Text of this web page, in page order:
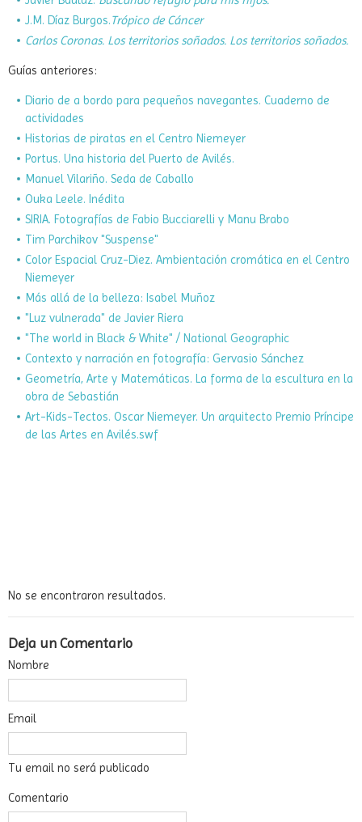
Julio Verne. Los límites de la imaginación
Masao Yamamoto.Small Things in Silence
Javier Bauluz.Buscando refugio para mis hijos.
J.M. Díaz Burgos.
Guías anteriores:
Diario de a bordo para pequeños navegantes. Cuaderno de
actividades
Historias de piratas en el Centro Niemeyer
Portus. Una historia del Puerto de Avilés.
Manuel Vilariño. Seda de Caballo
Ouka Leele. Inédita
SIRIA. Fotografías de Fabio Bucciarelli y Manu Brabo
Tim Parchikov "Suspense"
Niemeyer
Más allá de la belleza: Isabel Muñoz
"Luz vulnerada" de Javier Riera
"The world in Black & White" / National Geographic
Geometría, Arte y Matemáticas. La forma de la escultura en la
No se encontraron resultados.
Nombre
Email
Tu email no será publicado